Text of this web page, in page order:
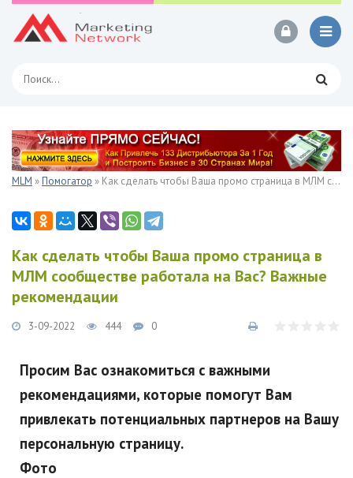
MLM »Помогатор » Как сделать чтобы Ваша промо страница в МЛМ сообществе работала на Вас? Важные рекомендации
Как сделать чтобы Ваша промо страница в
МЛМ сообществе работала на Вас? Важные
рекомендации
3-09-2022 444 0
Просим Вас ознакомиться с важными
рекомендациями, которые помогут Вам
привлекать потенциальных партнеров на Вашу
персональную страницу.
Фото